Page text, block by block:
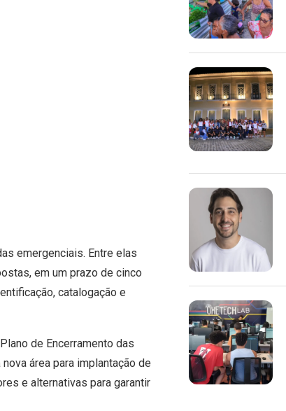
emergenciais. Entre elas
em um prazo de cinco
catalogação e
de Encerramento das
área para implantação de
e alternativas para garantir